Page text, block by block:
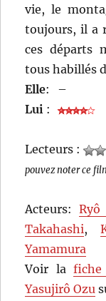
vie, le
toujours, il a
ces départs
tous habillés
Elle:
–
Lui :
Lecteurs :
pouvez noter ce
Acteurs: Ryô
Takahashi,
Yamamura
Voir la
Yasujirô Ozu